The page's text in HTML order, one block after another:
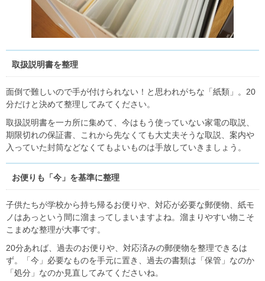
取扱説明書を整理
面倒で難しいので手が付けられない！と思われがちな「紙類」。20
分だけと決めて整理してみてください。
取扱説明書を一カ所に集めて、今はもう使っていない家電の取説、
期限切れの保証書、これから先なくても大丈夫そうな取説、案内や
入っていた封筒などなくてもよいものは手放していきましょう。
お便りも「今」を基準に整理
子供たちが学校から持ち帰るお便りや、対応が必要な郵便物、紙モ
ノはあっという間に溜まってしまいますよね。溜まりやすい物こそ
こまめな整理が大事です。
20分あれば、過去のお便りや、対応済みの郵便物を整理できるは
ず。「今」必要なものを手元に置き、過去の書類は「保管」なのか
「処分」なのか見直してみてくださいね。